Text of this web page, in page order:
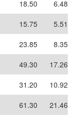
18.50
6.48
15.75
5.51
23.85
8.35
49.30
17.26
31.20
10.92
61.30
21.46